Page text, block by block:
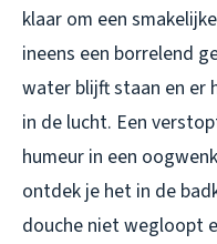
klaar om een
ineens een borrelend
water blijft staan en er
in de lucht. Een
humeur in een
ontdek je het in de
douche niet wegloopt